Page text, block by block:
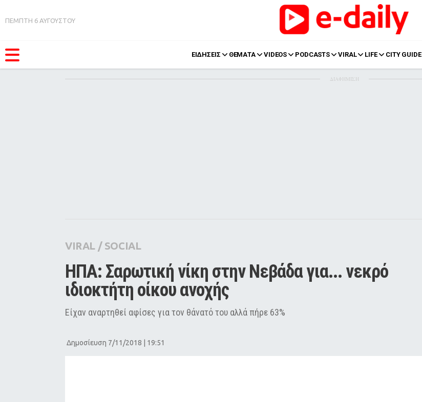
ΠΕΜΠΤΗ 6 ΑΥΓΟΥΣΤΟΥ
ΕΙΔΗΣΕΙΣ ΘΕΜΑΤΑ VIDEOS PODCASTS VIRAL LIFE CITY GUIDE
Pop Culture
Agenda
ΔΙΑΦΗΜΙΣΗ
VIRAL / SOCIAL
ΗΠΑ: Σαρωτική νίκη στην Νεβάδα για... νεκρό
ιδιοκτήτη οίκου ανοχής
Είχαν αναρτηθεί αφίσες για τον θάνατό του αλλά πήρε 63%
Δημοσίευση 7/11/2018 | 19:51